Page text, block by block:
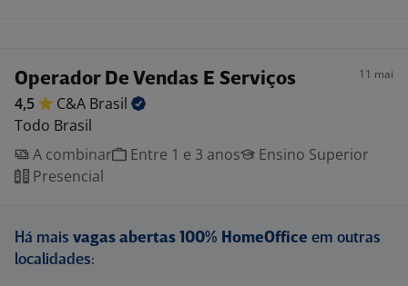
Operador De Vendas E Serviços 11 mai
4,5 C&A Brasil
Todo Brasil
A combinar
Entre 1 e 3 anos
Ensino Superior
Presencial
Há mais vagas abertas 100% HomeOffice em outras
localidades: